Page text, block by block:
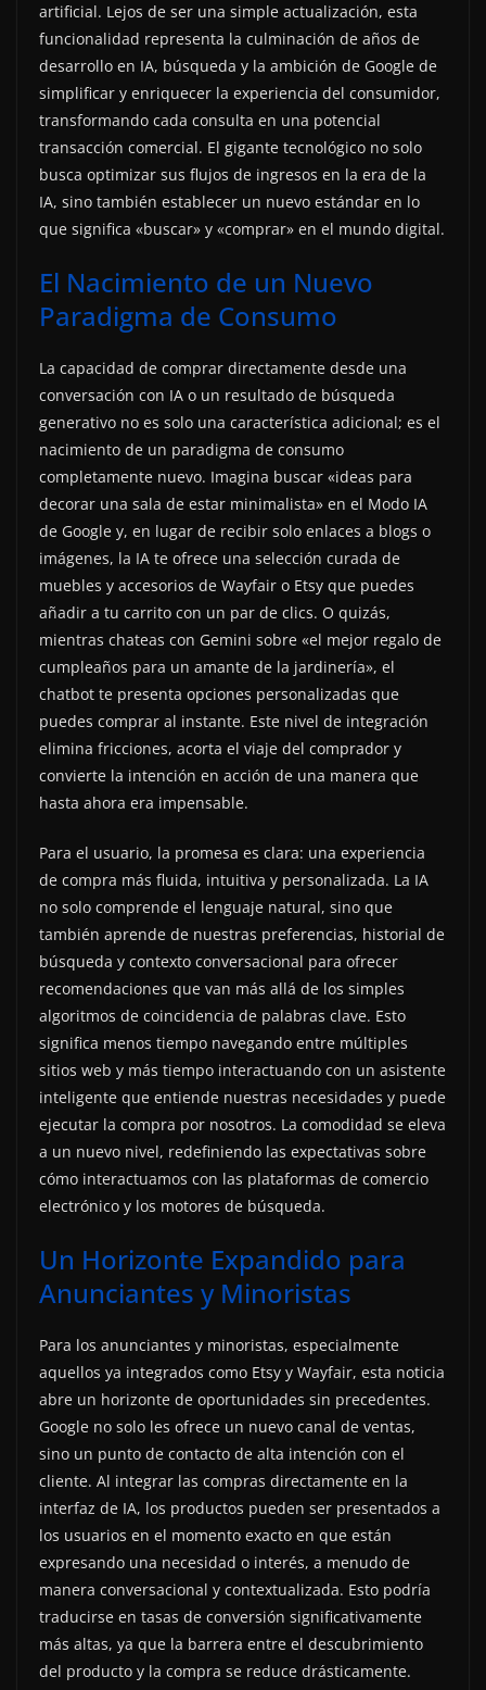
artificial. Lejos de ser una simple actualización, esta
funcionalidad representa la culminación de años de
desarrollo en IA, búsqueda y la ambición de Google de
simplificar y enriquecer la experiencia del consumidor,
transformando cada consulta en una potencial
transacción comercial. El gigante tecnológico no solo
busca optimizar sus flujos de ingresos en la era de la
IA, sino también establecer un nuevo estándar en lo
que significa «buscar» y «comprar» en el mundo digital.
El Nacimiento de un Nuevo
Paradigma de Consumo
La capacidad de comprar directamente desde una
conversación con IA o un resultado de búsqueda
generativo no es solo una característica adicional; es el
nacimiento de un paradigma de consumo
completamente nuevo. Imagina buscar «ideas para
decorar una sala de estar minimalista» en el Modo IA
de Google y, en lugar de recibir solo enlaces a blogs o
imágenes, la IA te ofrece una selección curada de
muebles y accesorios de Wayfair o Etsy que puedes
añadir a tu carrito con un par de clics. O quizás,
mientras chateas con Gemini sobre «el mejor regalo de
cumpleaños para un amante de la jardinería», el
chatbot te presenta opciones personalizadas que
puedes comprar al instante. Este nivel de integración
elimina fricciones, acorta el viaje del comprador y
convierte la intención en acción de una manera que
hasta ahora era impensable.
Para el usuario, la promesa es clara: una experiencia
de compra más fluida, intuitiva y personalizada. La IA
no solo comprende el lenguaje natural, sino que
también aprende de nuestras preferencias, historial de
búsqueda y contexto conversacional para ofrecer
recomendaciones que van más allá de los simples
algoritmos de coincidencia de palabras clave. Esto
significa menos tiempo navegando entre múltiples
sitios web y más tiempo interactuando con un asistente
inteligente que entiende nuestras necesidades y puede
ejecutar la compra por nosotros. La comodidad se eleva
a un nuevo nivel, redefiniendo las expectativas sobre
cómo interactuamos con las plataformas de comercio
electrónico y los motores de búsqueda.
Un Horizonte Expandido para
Anunciantes y Minoristas
Para los anunciantes y minoristas, especialmente
aquellos ya integrados como Etsy y Wayfair, esta noticia
abre un horizonte de oportunidades sin precedentes.
Google no solo les ofrece un nuevo canal de ventas,
sino un punto de contacto de alta intención con el
cliente. Al integrar las compras directamente en la
interfaz de IA, los productos pueden ser presentados a
los usuarios en el momento exacto en que están
expresando una necesidad o interés, a menudo de
manera conversacional y contextualizada. Esto podría
traducirse en tasas de conversión significativamente
más altas, ya que la barrera entre el descubrimiento
del producto y la compra se reduce drásticamente.